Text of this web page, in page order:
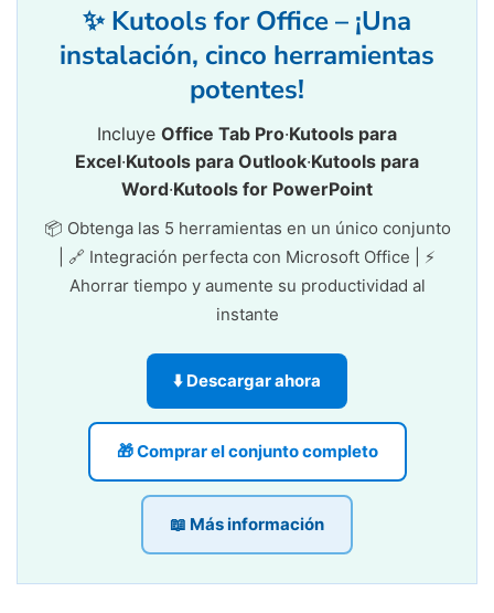
✨ Kutools for Office – ¡Una
instalación, cinco herramientas
potentes!
Incluye Office Tab Pro·Kutools para
Excel·Kutools para Outlook·Kutools para
Word·Kutools for PowerPoint
📦 Obtenga las 5 herramientas en un único conjunto
| 🔗 Integración perfecta con Microsoft Office | ⚡
Ahorrar tiempo y aumente su productividad al
instante
⬇️ Descargar ahora
🎁 Comprar el conjunto completo
📖 Más información